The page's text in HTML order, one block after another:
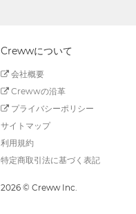
Crewwについて
会社概要
Crewwの沿革
プライバシーポリシー
サイトマップ
利用規約
特定商取引法に基づく表記
2026 © Creww Inc.